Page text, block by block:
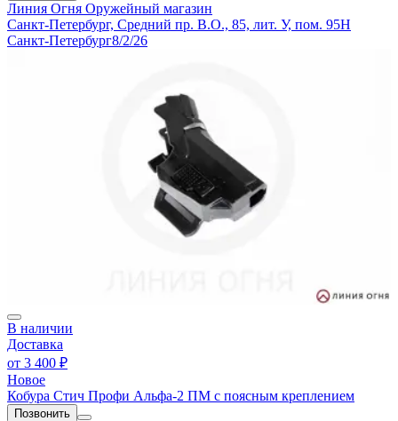
Линия Огня Оружейный магазин
Санкт-Петербург, Средний пр. В.О., 85, лит. У, пом. 95Н
Санкт-Петербург8/2/26
В наличии
Доставка
от 3 400 ₽
Новое
Кобура Стич Профи Альфа-2 ПМ с поясным креплением
Позвонить